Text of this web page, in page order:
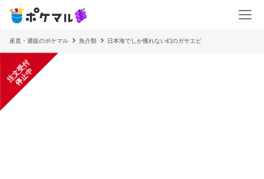
産直・通販のポケマル 魚介類 日本海でしか獲れない幻のガサエビ
注
文
受
付
停
止
中